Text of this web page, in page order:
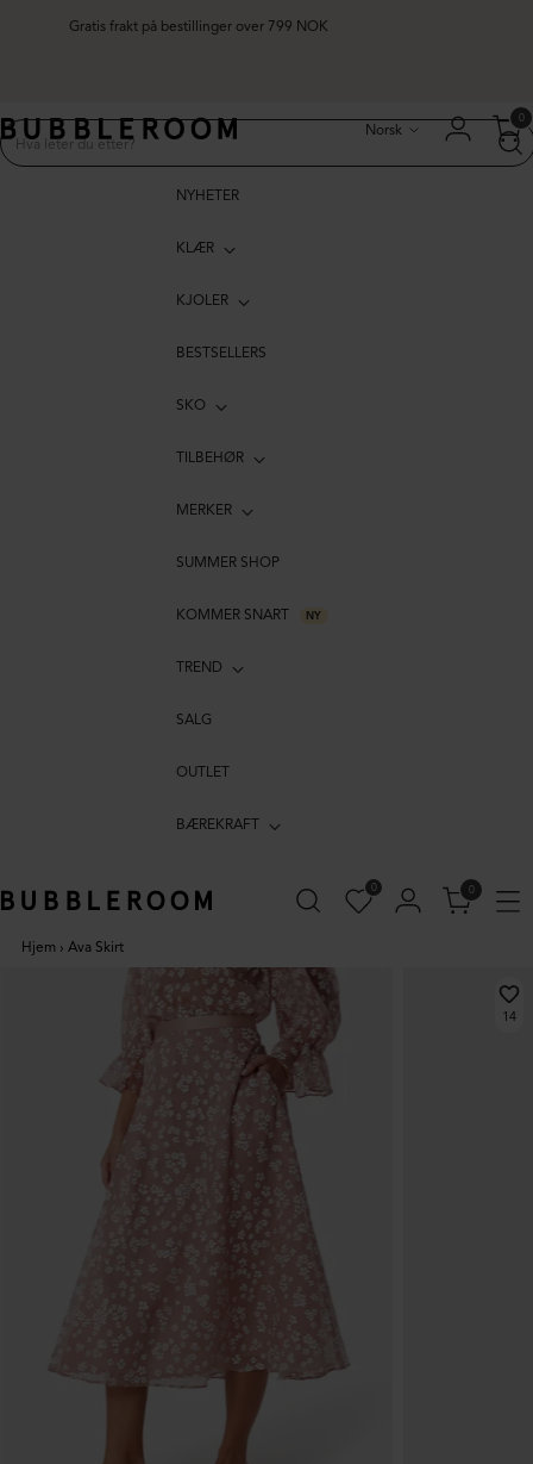
Gratis frakt på bestillinger over 799 NOK
Norsk
0
NYHETER
KLÆR
KJOLER
BESTSELLERS
SKO
TILBEHØR
MERKER
SUMMER SHOP
KOMMER SNART NY
TREND
SALG
OUTLET
BÆREKRAFT
0 0
Hjem › Ava Skirt
14